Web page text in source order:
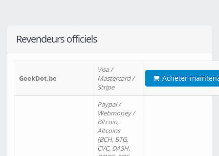
Revendeurs officiels
GeekDot.be
Visa /
Mastercard /
Stripe
Acheter
Paypal /
Webmoney /
Bitcoin,
Altcoins
(BCH, BTG,
CVC, DASH,